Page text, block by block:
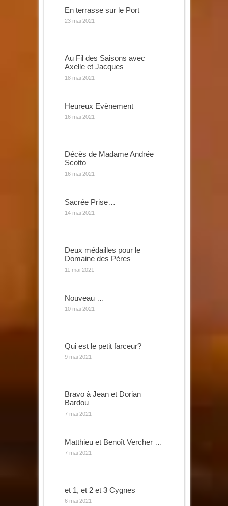
En terrasse sur le Port
23 mai 2021
Au Fil des Saisons avec
Axelle et Jacques
18 mai 2021
Heureux Evènement
16 mai 2021
Décès de Madame Andrée
Scotto
16 mai 2021
Sacrée Prise…
14 mai 2021
Deux médailles pour le
Domaine des Pères
11 mai 2021
Nouveau …
10 mai 2021
Qui est le petit farceur?
9 mai 2021
Bravo à Jean et Dorian
Bardou
7 mai 2021
Matthieu et Benoît Vercher …
7 mai 2021
et 1, et 2 et 3 Cygnes
6 mai 2021